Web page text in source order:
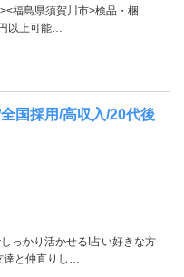
福島県須賀川市>検品・梱
以上可能…
国採用/高収入/20代後
っかり活かせる!占い好きな方
と仲直りし…